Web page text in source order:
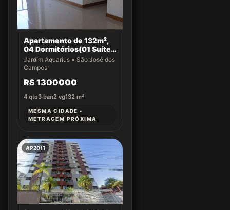
Apartamento de 132m²,
04 Dormitórios(01 Suíte)
a venda no Jardim
Aquarius
Jardim Aquarius • São José dos
Campos
R$ 1300000
4 qto3 ban2 vg132 m²
MESMA CIDADE •
METRAGEM PRÓXIMA
AP2011